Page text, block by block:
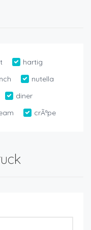
hartig
nutella
diner
crÃªpe